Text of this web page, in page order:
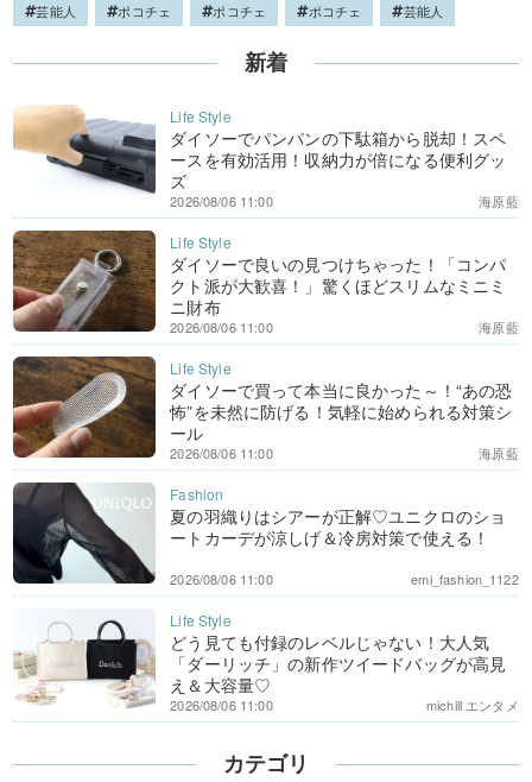
芸能人 ポコチェ ポコチェ ポコチェ 芸能人
新着
ダイソーでパンパンの下駄箱から脱却！スペ
ースを有効活用！収納力が倍になる便利グッ
ズ
海原藍
2026/08/06 11:00
ダイソーで良いの見つけちゃった！「コンパ
クト派が大歓喜！」驚くほどスリムなミニミ
ニ財布
海原藍
2026/08/06 11:00
ダイソーで買って本当に良かった～！“あの恐
怖”を未然に防げる！気軽に始められる対策シ
ール
海原藍
2026/08/06 11:00
夏の羽織りはシアーが正解♡ユニクロのショ
ートカーデが涼しげ＆冷房対策で使える！
emi_fashion_1122
2026/08/06 11:00
どう見ても付録のレベルじゃない！大人気
「ダーリッチ」の新作ツイードバッグが高見
え＆大容量♡
michill エンタメ
2026/08/06 11:00
カテゴリ